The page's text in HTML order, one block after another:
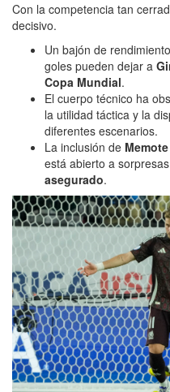
Con la competencia tan
decisivo.
Un bajón de
goles pueden dejar a
Copa Mundial.
El cuerpo técnico ha
la utilidad táctica y la
diferentes escenarios.
La inclusión de Memote
está abierto a
asegurado.